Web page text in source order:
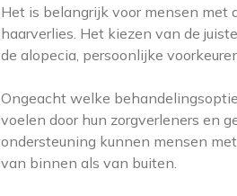
Het is belangrijk voor mensen met
haarverlies. Het kiezen van de
de alopecia, persoonlijke
Ongeacht welke
voelen door hun zorgverleners en
ondersteuning kunnen mensen
van binnen als van buiten.